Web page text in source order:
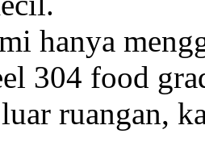
hanya
304 food
ruangan,